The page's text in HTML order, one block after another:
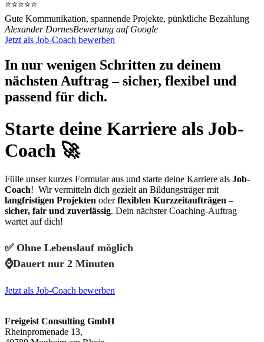
⭐⭐⭐⭐⭐
Gute Kommunikation, spannende Projekte, pünktliche Bezahlung
Alexander DornesBewertung auf Google
Jetzt als Job-Coach bewerben
In nur wenigen Schritten zu deinem
nächsten Auftrag – sicher, flexibel und
passend für dich.
Starte deine Karriere als Job-
Coach 🚀
Fülle unser kurzes Formular aus und starte deine Karriere als Job-
Coach! Wir vermitteln dich gezielt an Bildungsträger mit
langfristigen Projekten oderflexiblen Kurzzeitaufträgen –
sicher, fair und zuverlässig. Dein nächster Coaching-Auftrag
wartet auf dich!
✅ Ohne Lebenslauf möglich
⌚Dauert nur 2 Minuten
Jetzt als Job-Coach bewerben
Freigeist Consulting GmbH
Rheinpromenade 13,